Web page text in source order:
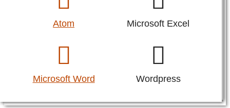
Atom Microsoft Excel
Microsoft Word Wordpress